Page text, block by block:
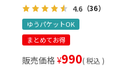
4.6 （36）
ゆうパケットOK
まとめてお得
販売価格 ¥990 税込